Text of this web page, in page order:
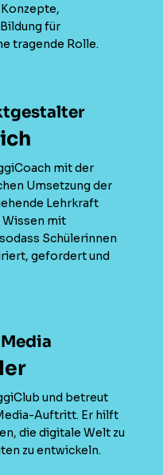
für
tragende Rolle.
mit der
Umsetzung der
Lehrkraft
Wissen mit
Schülerinnen
gefordert und
und betreut
Auftritt. Er hilft
die digitale Welt zu
zu entwickeln.